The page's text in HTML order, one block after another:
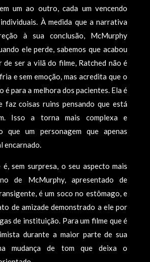
um ao outro, cada um vencendo
À medida que a narrativa
à sua conclusão, McMurphy
ele perde, sabemos que acabou
de ser a vilã do filme, Ratched não é
e sem emoção, mas acredita que o
é para a melhora dos pacientes. Ela é
faz coisas ruins pensando que está
Isso a torna mais complexa e
que um personagem que apenas
encarnado.
sem surpresa, o seu aspecto mais
de McMurphy, apresentado de
é um soco no estômago, e
de amizade demonstrado a ele por
de instituição. Para um filme que é
durante a maior parte de sua
mudança de tom que deixa o